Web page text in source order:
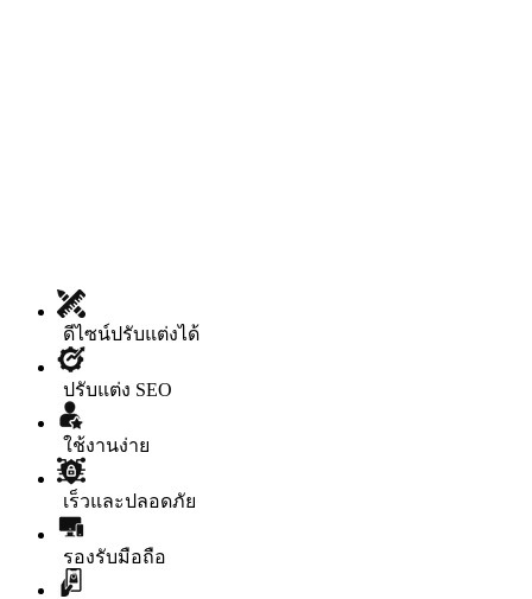
ดีไซน์ปรับแต่งได้
ปรับแต่ง SEO
ใช้งานง่าย
เร็วและปลอดภัย
รองรับมือถือ